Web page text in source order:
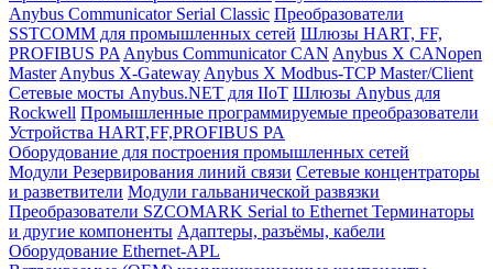
Anybus Communicator Serial Classic Преобразователи
SSTCOMM для промышленных сетей Шлюзы HART, FF,
PROFIBUS PA Anybus Communicator CAN Anybus X CANopen
Master Anybus X-Gateway Anybus X Modbus-TCP Master/Client
Сетевые мосты Anybus.NET для IIoT Шлюзы Anybus для
Rockwell Промышленные программируемые преобразователи
Устройства HART,FF,PROFIBUS PA
Оборудование для построения промышленных сетей
Модули Резервирования линий связи Сетевые концентраторы
и разветвители Модули гальванической развязки
Преобразователи SZCOMARK Serial to Ethernet Терминаторы
и другие компоненты Адаптеры, разъёмы, кабели
Оборудование Ethernet-APL